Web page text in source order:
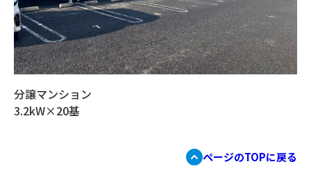
分譲マンション
3.2kW×20基
ページのTOPに戻る